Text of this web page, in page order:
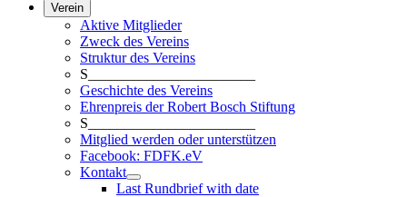
Verein
Aktive Mitglieder
Zweck des Vereins
Struktur des Vereins
S_______________________
Geschichte des Vereins
Ehrenpreis der Robert Bosch Stiftung
S_______________________
Mitglied werden oder unterstützen
Facebook: FDFK.eV
Kontakt
Last Rundbrief with date